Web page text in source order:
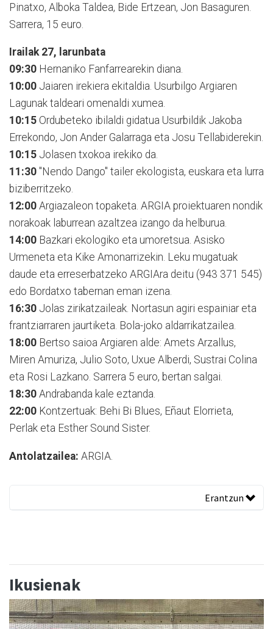
Pinatxo, Alboka Taldea, Bide Ertzean, Jon Basaguren.
Sarrera, 15 euro.
Irailak 27, larunbata
09:30 Hernaniko Fanfarrearekin diana.
10:00 Jaiaren irekiera ekitaldia. Usurbilgo Argiaren
Lagunak taldeari omenaldi xumea.
10:15 Ordubeteko ibilaldi gidatua Usurbildik Jakoba
Errekondo, Jon Ander Galarraga eta Josu Tellabiderekin.
10:15 Jolasen txokoa irekiko da.
11:30 "Nendo Dango" tailer ekologista, euskara eta lurra
biziberritzeko.
12:00 Argiazaleon topaketa. ARGIA proiektuaren nondik
norakoak laburrean azaltzea izango da helburua.
14:00 Bazkari ekologiko eta umoretsua. Asisko
Urmeneta eta Kike Amonarrizekin. Leku mugatuak
daude eta erreserbatzeko ARGIAra deitu (943 371 545)
edo Bordatxo tabernan eman izena.
16:30 Jolas zirikatzaileak. Nortasun agiri espainiar eta
frantziarraren jaurtiketa. Bola-joko aldarrikatzailea.
18:00 Bertso saioa Argiaren alde: Amets Arzallus,
Miren Amuriza, Julio Soto, Uxue Alberdi, Sustrai Colina
eta Rosi Lazkano. Sarrera 5 euro, bertan salgai.
18:30 Andrabanda kale eztanda.
22:00 Kontzertuak: Behi Bi Blues, Eñaut Elorrieta,
Perlak eta Esther Sound Sister.
Antolatzailea: ARGIA.
Erantzun
Ikusienak